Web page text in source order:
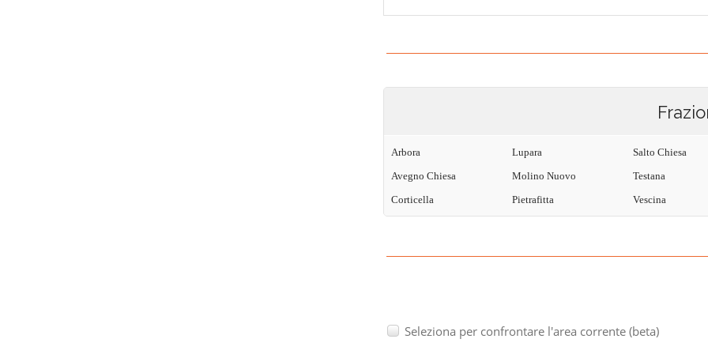
Arbora
Avegno Chiesa
Corticella
Lupara
Molino Nuovo
Pietrafitta
Salto Chiesa
Testana
Vescina
Seleziona per confrontare l'area corrente (beta)